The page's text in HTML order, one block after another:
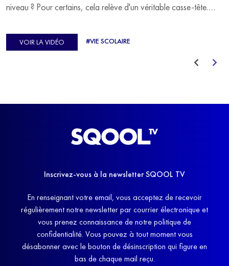
niveau ? Pour certains, cela relève d'un véritable casse-tête.
d'Europe de Horse-ball, qui a failli abandonner ses études
avant de trouver un nouvel équilibre.
VOIR LA VIDÉO #VIE SCOLAIRE
Inscrivez-vous à la newsletter SQOOL TV
En renseignant votre email, vous acceptez de recevoir
régulièrement notre newsletter par courrier électronique et
vous prenez connaissance de notre politique de
confidentialité. Vous pouvez à tout moment vous
désabonner avec le bouton de désinscription qui figure en
bas de chaque mail reçu.